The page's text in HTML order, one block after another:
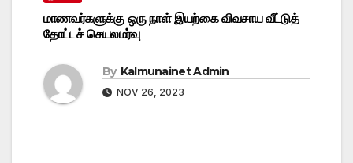
மாணவர்களுக்கு ஒரு நாள் இயற்கை விவசாய வீட்டுத்
தோட்டச் செயலமர்வு
By Kalmunainet Admin
NOV 26, 2023